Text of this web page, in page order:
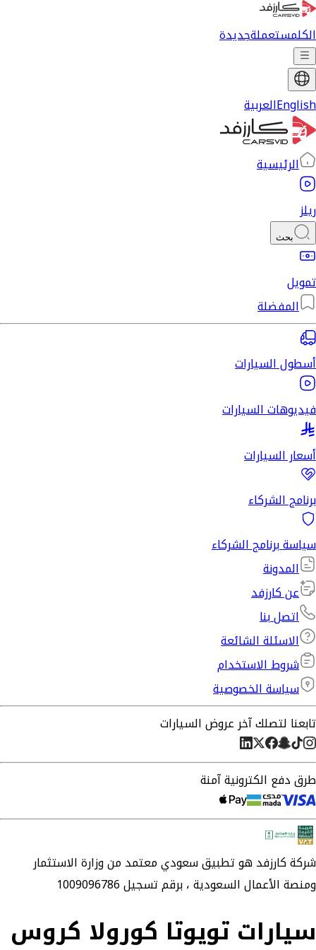
الكلمستعملةجديدة
Englishالعربية
الرئيسية
ريلز
بحث
تمويل
المفضلة
أسطول السيارات
فيديوهات السيارات
أسعار السيارات
برنامج الشركاء
سياسة برنامج الشركاء
المدونة
عن كارزفد
اتصل بنا
الاسئلة الشائعة
شروط الاستخدام
سياسة الخصوصية
تابعنا لتصلك آخر عروض السيارات
طرق دفع الكترونية آمنة
شركةكارزفدهو تطبيق سعودي معتمد من وزارة الاستثمار
ومنصة الأعمال السعودية ،برقم تسجيل 1009096786
سيارات تويوتا كورولا كروس